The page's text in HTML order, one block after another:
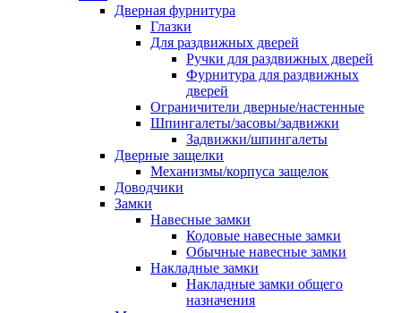
Дверная фурнитура
Глазки
Для раздвижных дверей
Ручки для раздвижных дверей
Фурнитура для раздвижных
дверей
Ограничители дверные/настенные
Шпингалеты/засовы/задвижки
Задвижки/шпингалеты
Дверные защелки
Механизмы/корпуса защелок
Доводчики
Замки
Навесные замки
Кодовые навесные замки
Обычные навесные замки
Накладные замки
Накладные замки общего
назначения